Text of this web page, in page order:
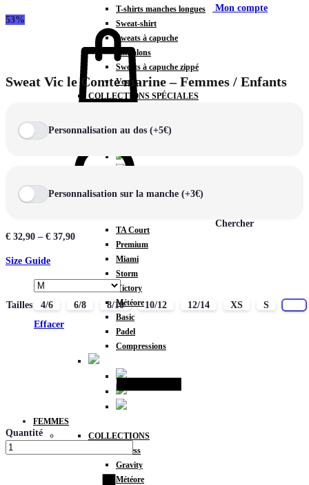
T-shirts manches longues
Sweat-shirt
Sweats à capuche
Pantalons
Sweats à capuche zippé
Vestes
COLLECTIONS SPÉCIALES
TA Court
Premium
Miami
Storm
Victory
Météore
Basic
Padel
Compressions
FEMMES
COLLECTIONS
Fitness
Gravity
Météore
Mon compte
Chercher
53%
Sweat Vic le Comte marine – Femmes / Enfants
Personnalisation au dos (+5€)
Personnalisation sur la manche (+3€)
€ 32,90 – € 37,90
Size Guide
Tailles 4/6 6/8 8/10 10/12 12/14 XS S
Effacer
Quantité